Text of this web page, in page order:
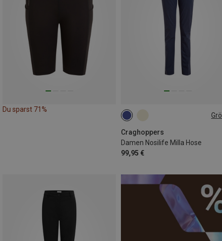
Du sparst 71%
Craghoppers
Damen Nosilife Milla Hose
99,95 €